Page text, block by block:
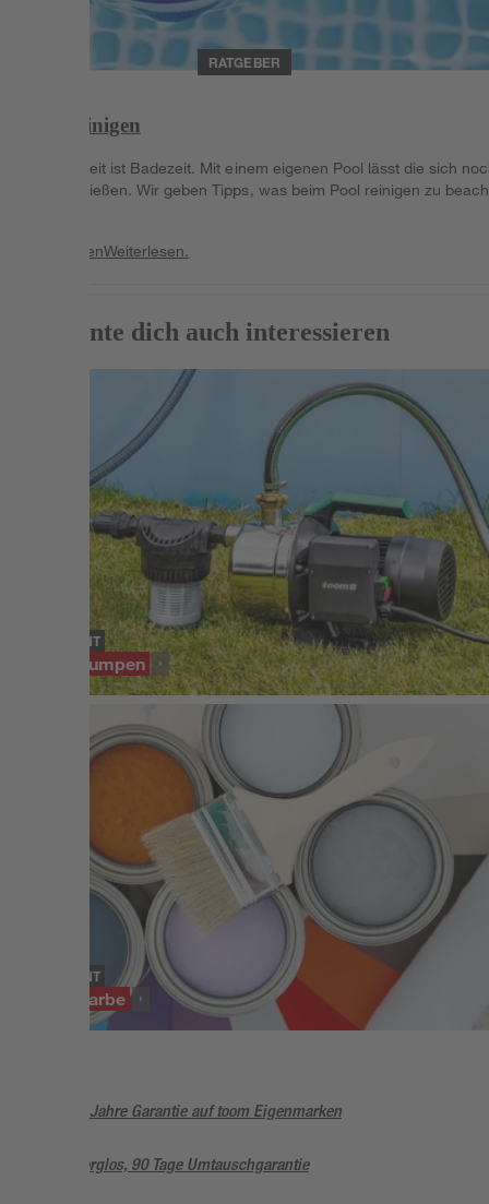
RATGEBER
Pool reinigen
Sommerzeit ist Badezeit. Mit einem eigenen Pool lässt die sich
mehr genießen. Wir geben Tipps, was beim Pool reinigen zu
WeiterlesenWeiterlesen.
Das könnte dich auch interessieren
SORTIMENT
Gartenpumpen
SORTIMENT
Beckenfarbe
5 Jahre Garantie auf toom Eigenmarken
Sorglos, 90 Tage Umtauschgarantie